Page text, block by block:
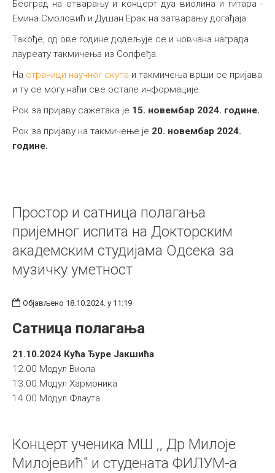
Београд на отварању и концерт дуа виолина и гитара -
Емина Смоловић и Душан Ерак на затварању догађаја.
Такође, од ове године додељује се и новчана награда
лауреату такмичења из Солфеђа.
На страници научног скупа и такмичења врши се пријава
и ту се могу наћи све остале информације.
Рок за пријаву сажетака је 15. новембар 2024. године.
Рок за пријаву на такмичење је 20. новембар 2024.
године.
Простор и сатница полагања
пријемног испита на Докторским
академским студијама Одсека за
музичку уметност
Објављено 18.10.2024. у 11:19
Сатница полагања
21.10.2024 Кућа Ђуре Јакшића
12.00 Модул Виола
13.00 Модул Хармоника
14.00 Модул Флаута
Концерт ученика МШ ,, Др Милоје
Милојевић" и студената ФИЛУМ-а